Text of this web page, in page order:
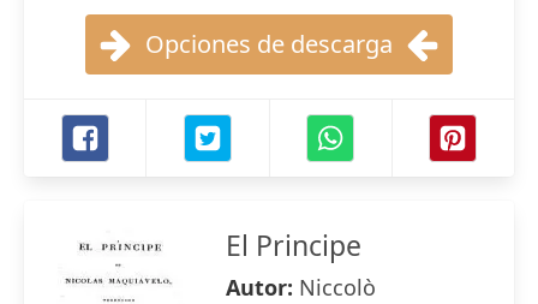
Opciones de descarga
El Principe
Autor: Niccolò